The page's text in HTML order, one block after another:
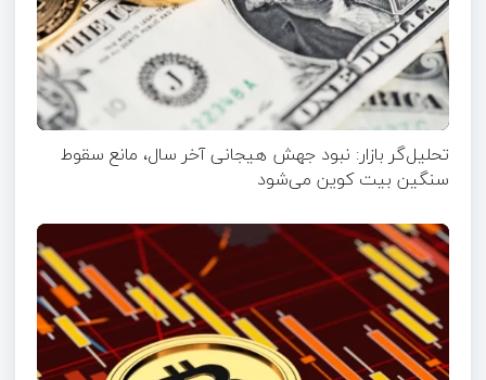
تحلیل‌گر بازار: نبود جهش هیجانی آخر سال، مانع سقوط
سنگین بیت کوین می‌شود